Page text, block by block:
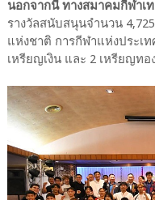
นอกจากนี้ ทางสมาคมกีฬาเ
รางวัลสนับสนุนจำนวน
แห่งชาติ การกีฬาแห่งประเ
เหรียญเงิน และ 2 เหรียญทอ